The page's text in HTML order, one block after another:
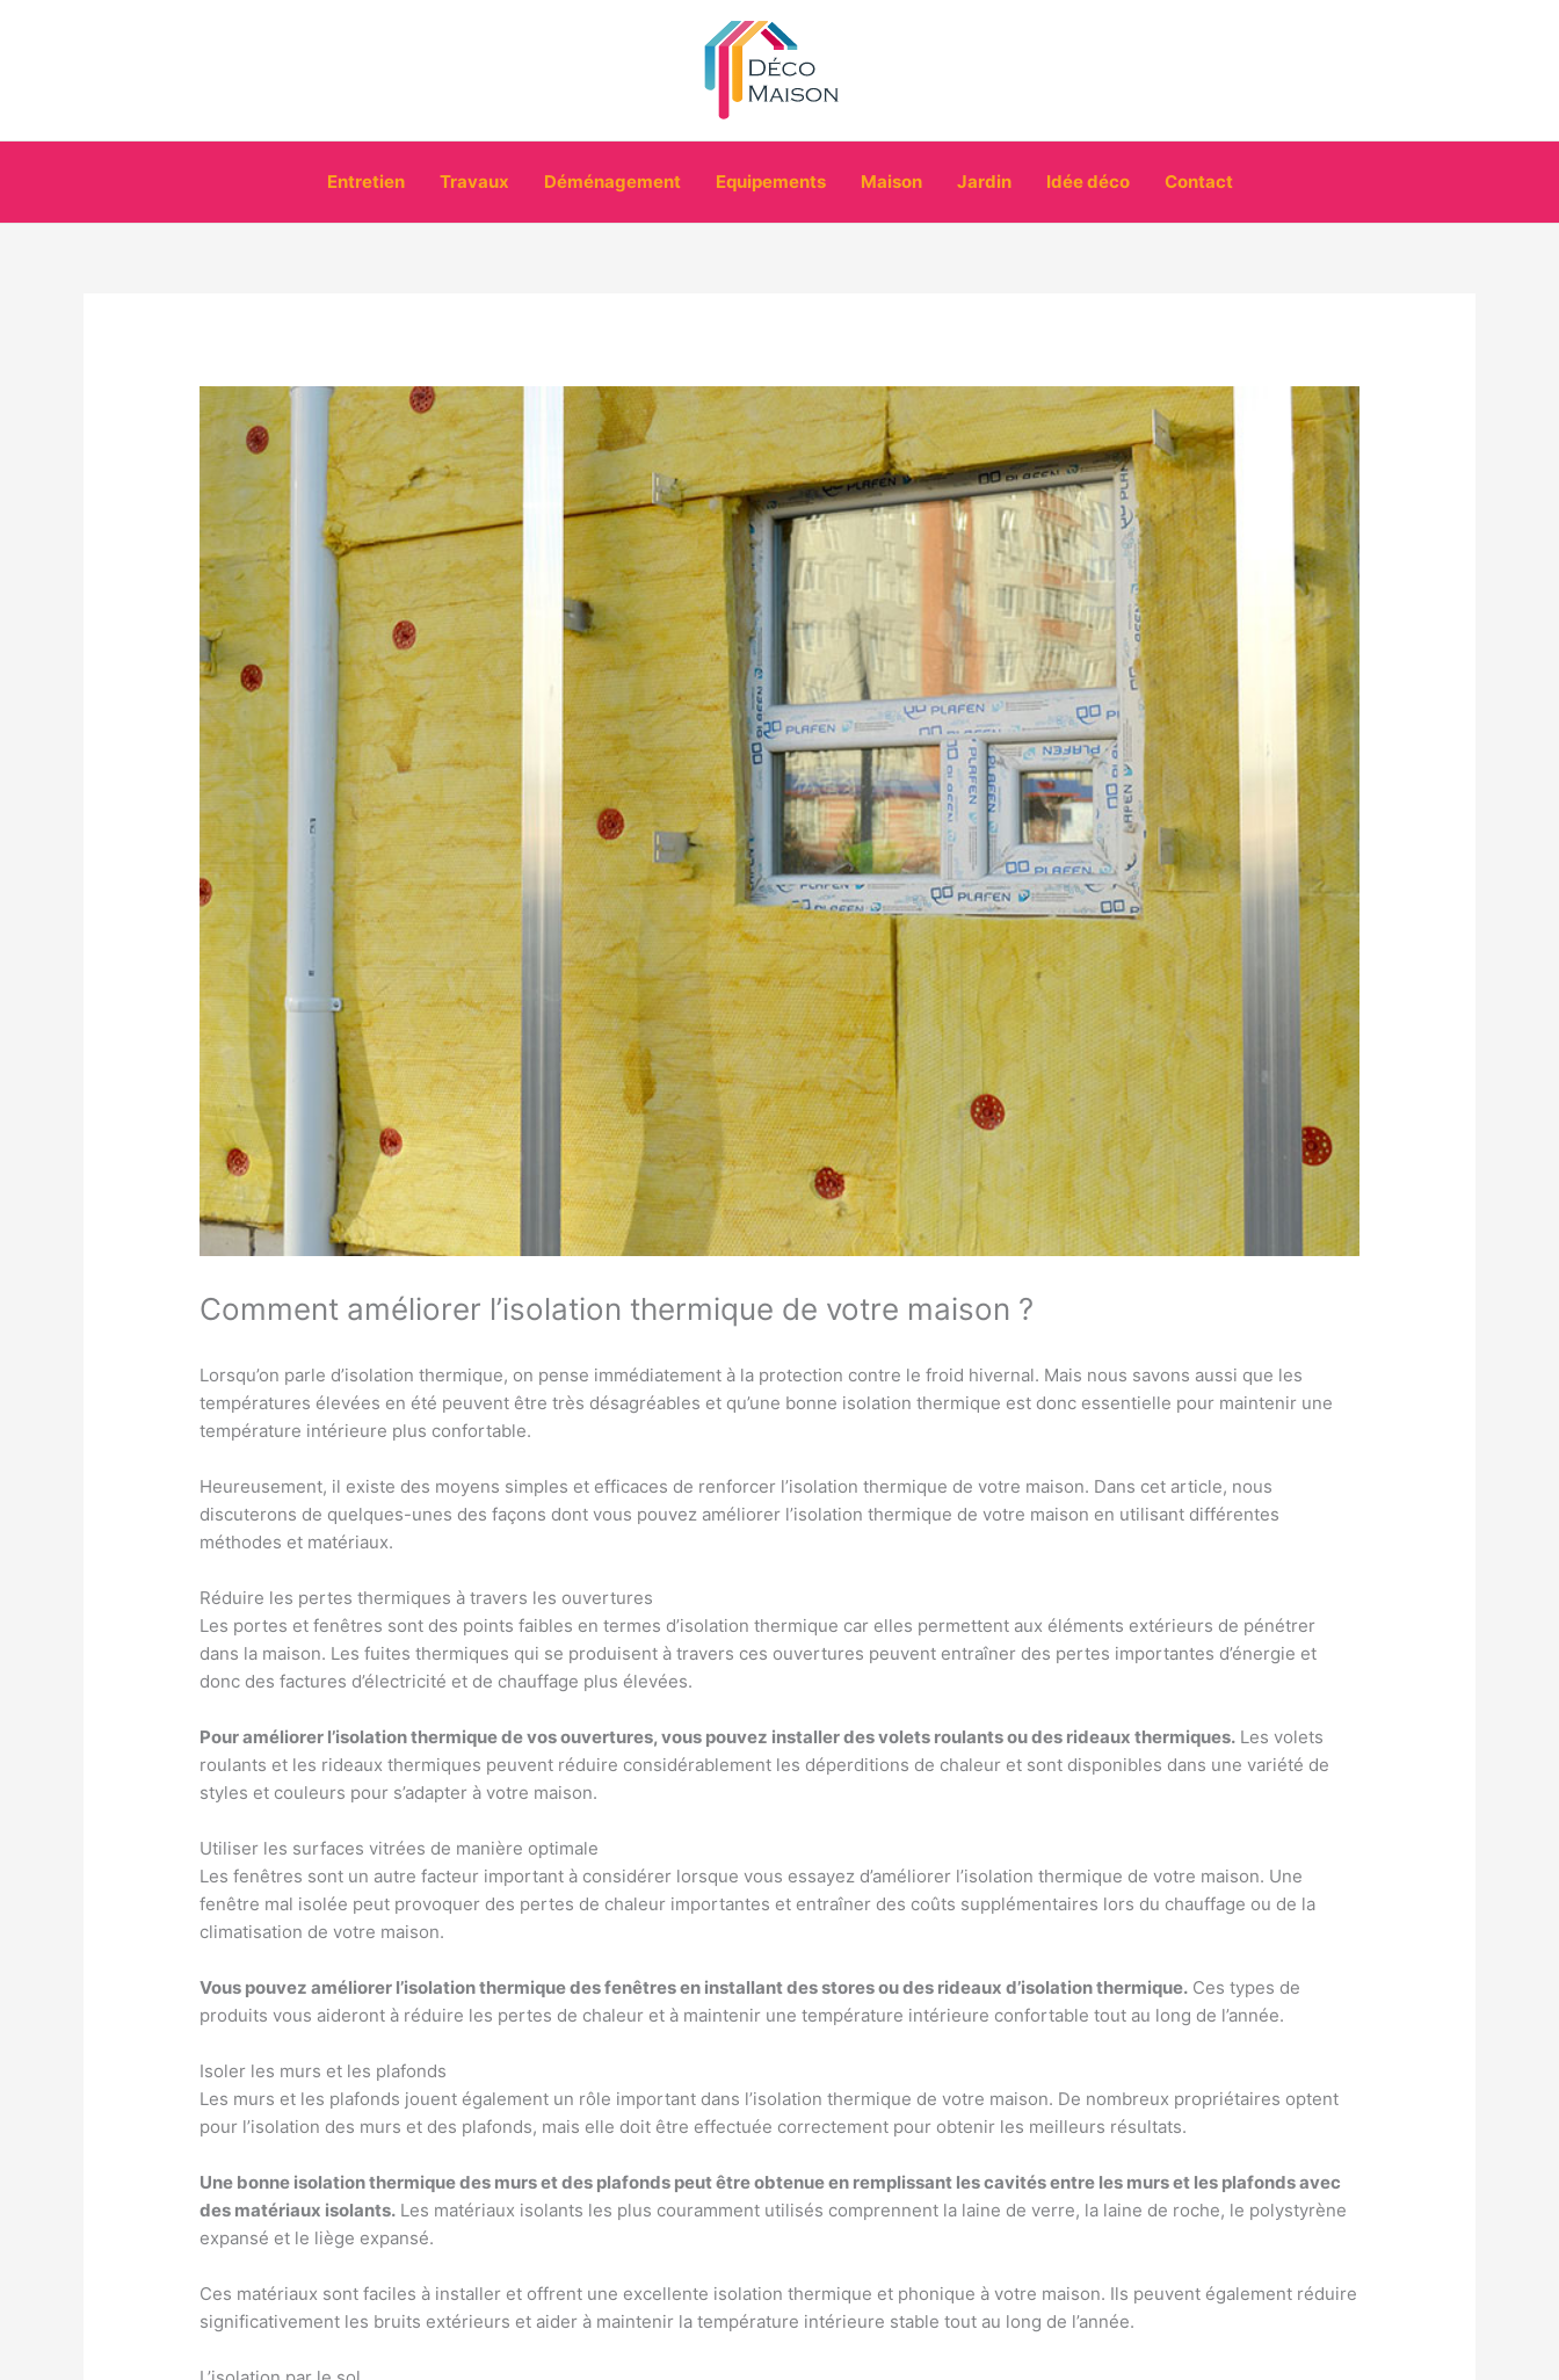
Entretien Travaux Déménagement Equipements Maison Jardin Idée déco Contact
Comment améliorer l’isolation thermique de votre maison ?
Lorsqu’on parle d’isolation thermique, on pense immédiatement à la protection contre le froid hivernal. Mais nous savons aussi que les
températures élevées en été peuvent être très désagréables et qu’une bonne isolation thermique est donc essentielle pour maintenir une
température intérieure plus confortable.
Heureusement, il existe des moyens simples et efficaces de renforcer l’isolation thermique de votre maison. Dans cet article, nous
discuterons de quelques-unes des façons dont vous pouvez améliorer l’isolation thermique de votre maison en utilisant différentes
méthodes et matériaux.
Réduire les pertes thermiques à travers les ouvertures
Les portes et fenêtres sont des points faibles en termes d’isolation thermique car elles permettent aux éléments extérieurs de pénétrer
dans la maison. Les fuites thermiques qui se produisent à travers ces ouvertures peuvent entraîner des pertes importantes d’énergie et
donc des factures d’électricité et de chauffage plus élevées.
Pour améliorer l’isolation thermique de vos ouvertures, vous pouvez installer des volets roulants ou des rideaux thermiques. Les volets
roulants et les rideaux thermiques peuvent réduire considérablement les déperditions de chaleur et sont disponibles dans une variété de
styles et couleurs pour s’adapter à votre maison.
Utiliser les surfaces vitrées de manière optimale
Les fenêtres sont un autre facteur important à considérer lorsque vous essayez d’améliorer l’isolation thermique de votre maison. Une
fenêtre mal isolée peut provoquer des pertes de chaleur importantes et entraîner des coûts supplémentaires lors du chauffage ou de la
climatisation de votre maison.
Vous pouvez améliorer l’isolation thermique des fenêtres en installant des stores ou des rideaux d’isolation thermique. Ces types de
produits vous aideront à réduire les pertes de chaleur et à maintenir une température intérieure confortable tout au long de l’année.
Isoler les murs et les plafonds
Les murs et les plafonds jouent également un rôle important dans l’isolation thermique de votre maison. De nombreux propriétaires optent
pour l’isolation des murs et des plafonds, mais elle doit être effectuée correctement pour obtenir les meilleurs résultats.
Une bonne isolation thermique des murs et des plafonds peut être obtenue en remplissant les cavités entre les murs et les plafonds avec
des matériaux isolants. Les matériaux isolants les plus couramment utilisés comprennent la laine de verre, la laine de roche, le polystyrène
expansé et le liège expansé.
Ces matériaux sont faciles à installer et offrent une excellente isolation thermique et phonique à votre maison. Ils peuvent également réduire
significativement les bruits extérieurs et aider à maintenir la température intérieure stable tout au long de l’année.